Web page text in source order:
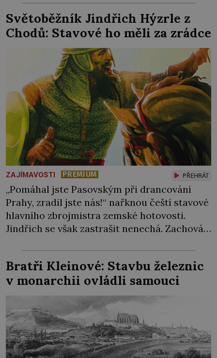
chlapečka s modrou filcovou čapkou, z níž se
draly blonďaté vlásky. Fakt, že jsou těla
dávných lidí nesmírně dobře zachovalá,
přičítají odborníci zdejším klimatickým
podmínkám. Sucho, prosolené písky a
extrémně […]
Světoběžník Jindřich Hýzrle z
Chodů: Stavové ho měli za zrádce
ZAJÍMAVOSTI PREMIUM PŘEHRÁT
„Pomáhal jste Pasovským při drancování
Prahy, zradil jste nás!“ nařknou čeští stavové
hlavního zbrojmistra zemské hotovosti.
Jindřich se však zastrašit nenechá. Zachová
cejchu zrádce se už nezbaví… Tři roky
stačily! Škola pro něj není. Jindřich Michal
Hýzrle z Chodů (1575–1665) se v ní nudí. 10letý
chlapec chce procestovat […]
Bratři Kleinové: Stavbu železnic
v monarchii ovládli samouci